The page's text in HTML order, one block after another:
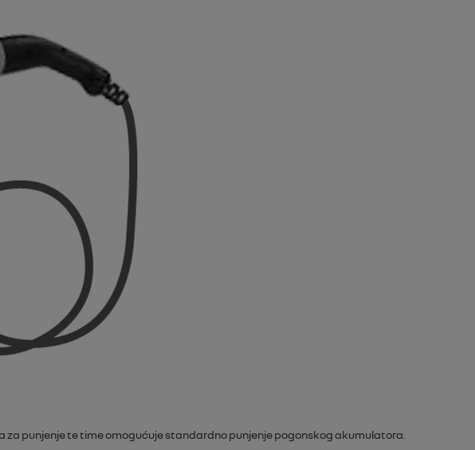
punjenje te time omogućuje standardno punjenje pogonskog akumulatora.